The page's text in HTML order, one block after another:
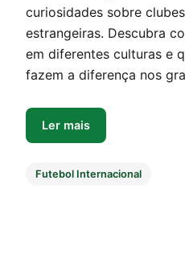
curiosidades sobre
estrangeiras. Descubra
em diferentes culturas e
fazem a diferença nos
Ler mais
Futebol Internacional